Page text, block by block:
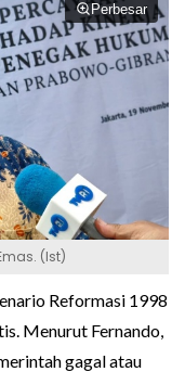
Perbesar
(Ist)
Reformasi 1998
Menurut Fernando,
gagal atau